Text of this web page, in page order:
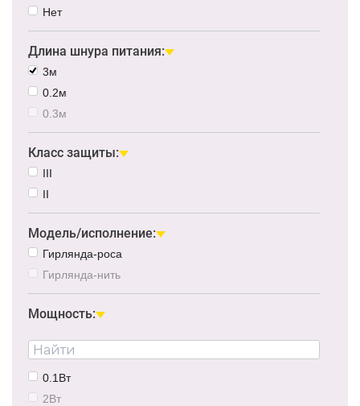
Нет
Длина шнура питания:
3м
0.2м
0.3м
Класс защиты:
III
II
Модель/исполнение:
Гирлянда-роса
Гирлянда-нить
Мощность:
0.1Вт
2Вт